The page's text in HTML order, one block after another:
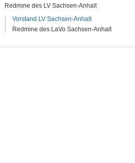
Redmine des LV Sachsen-Anhalt
Vorstand LV Sachsen-Anhalt
Redmine des LaVo Sachsen-Anhalt